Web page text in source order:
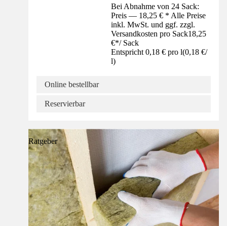
Bei Abnahme von 24 Sack:
Preis — 18,25 € * Alle Preise
inkl. MwSt. und ggf. zzgl.
Versandkosten pro Sack18,25
€*/ Sack
Entspricht 0,18 € pro l(0,18 €/
l)
Online bestellbar
Reservierbar
Ratgeber